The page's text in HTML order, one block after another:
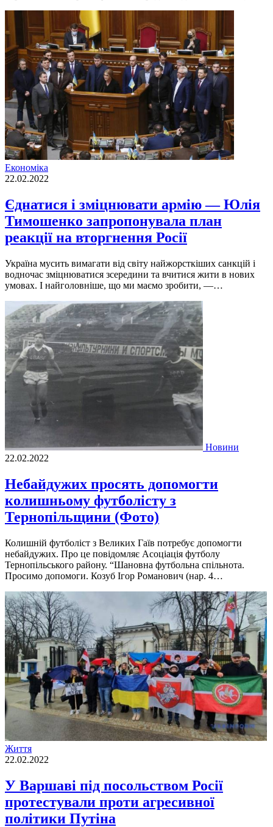
Економіка
22.02.2022
Єднатися і зміцнювати армію — Юлія
Тимошенко запропонувала план
реакції на вторгнення Росії
Україна мусить вимагати від світу найжорсткіших санкцій і
водночас зміцнюватися зсередини та вчитися жити в нових
умовах. І найголовніше, що ми маємо зробити, —…
Новини
22.02.2022
Небайдужих просять допомогти
колишньому футболісту з
Тернопільщини (Фото)
Колишній футболіст з Великих Гаїв потребує допомогти
небайдужих. Про це повідомляє Асоціація футболу
Тернопільського району. “Шановна футбольна спільнота.
Просимо допомоги. Козуб Ігор Романович (нар. 4…
Життя
22.02.2022
У Варшаві під посольством Росії
протестували проти агресивної
політики Путіна